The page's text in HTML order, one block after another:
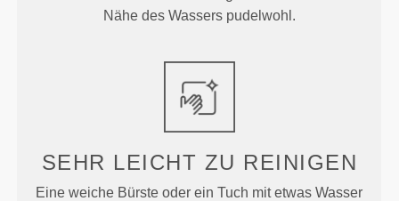
Nähe des Wassers pudelwohl.
SEHR LEICHT ZU REINIGEN
Eine weiche Bürste oder ein Tuch mit etwas Wasser